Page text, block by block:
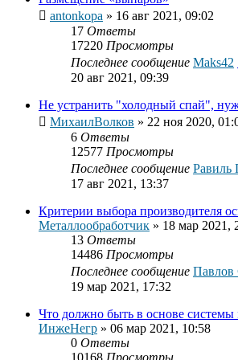
antonkopa » 16 авг 2021, 09:02
17 Ответы
17220 Просмотры
Последнее сообщение Maks42
20 авг 2021, 09:39
Не устранить "холодный спай",
МихаилВолков » 22 ноя 2020,
6 Ответы
12577 Просмотры
Последнее сообщение Равиль
17 авг 2021, 13:37
Критерии выбора производителя
Металлообработчик » 18 мар 2021,
13 Ответы
14486 Просмотры
Последнее сообщение Павлов
19 мар 2021, 17:32
Что должно быть в основе системы
ИнжеНегр » 06 мар 2021, 10:58
0 Ответы